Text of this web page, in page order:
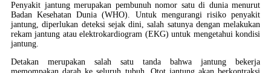
Penyakit jantung merupakan pembunuh nomor satu di dunia menurut
Badan Kesehatan Dunia (WHO). Untuk mengurangi risiko penyakit
jantung, diperlukan deteksi sejak dini, salah satunya dengan melakukan
rekam jantung atau elektrokardiogram (EKG) untuk mengetahui kondisi
jantung.
Detakan merupakan salah satu tanda bahwa jantung bekerja